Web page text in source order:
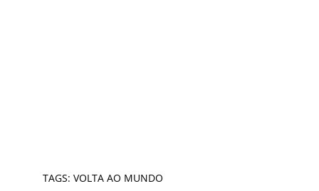
TAGS: VOLTA AO MUNDO